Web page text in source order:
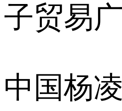
子贸易
中国杨